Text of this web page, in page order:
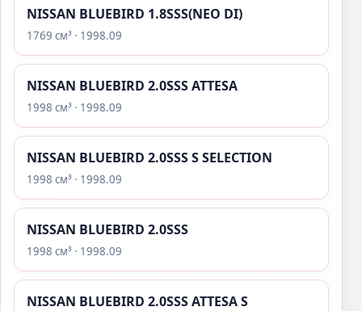
NISSAN BLUEBIRD 1.8SSS(NEO DI)
1769 см³ · 1998.09
NISSAN BLUEBIRD 2.0SSS ATTESA
1998 см³ · 1998.09
NISSAN BLUEBIRD 2.0SSS S SELECTION
1998 см³ · 1998.09
NISSAN BLUEBIRD 2.0SSS
1998 см³ · 1998.09
NISSAN BLUEBIRD 2.0SSS ATTESA S